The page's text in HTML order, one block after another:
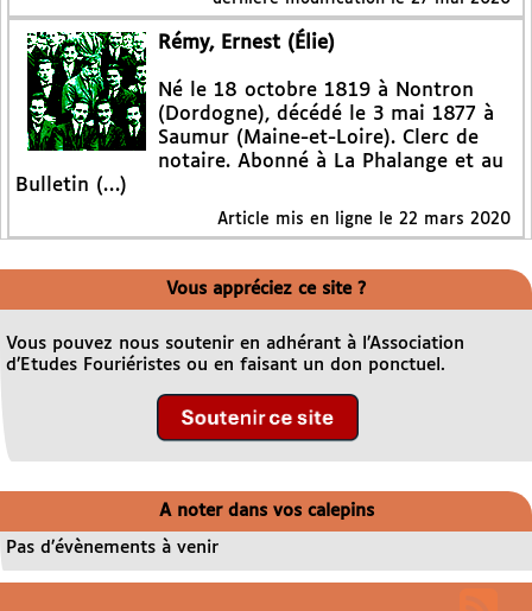
Rémy, Ernest (Élie)
Né le 18 octobre 1819 à Nontron
(Dordogne), décédé le 3 mai 1877 à
Saumur (Maine-et-Loire). Clerc de
notaire. Abonné à La Phalange et au
Bulletin (…)
Article mis en ligne le 22 mars 2020
Vous appréciez ce site ?
Vous pouvez nous soutenir en adhérant à l’Association
d’Etudes Fouriéristes ou en faisant un don ponctuel.
A noter dans vos calepins
Pas d’évènements à venir